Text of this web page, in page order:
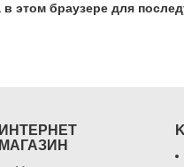
этом браузере для
ИНТЕРНЕТ
МАГАЗИН